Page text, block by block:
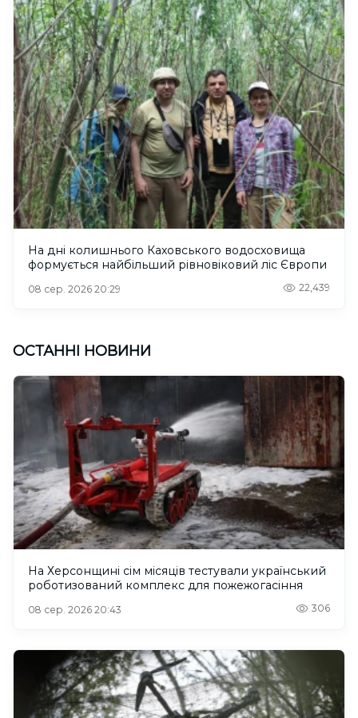
На дні колишнього Каховського водосховища
формується найбільший рівновіковий ліс Європи
08 сер. 2026 20:29 22,439
ОСТАННІ НОВИНИ
На Херсонщині сім місяців тестували український
роботизований комплекс для пожежогасіння
08 сер. 2026 20:43 306